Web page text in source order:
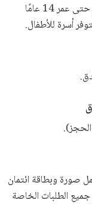
يُسمح للأطفال من أي عمر. يقيم الأطفال حتى عمر 14 عامًا
أسرة للأطفال.
صورة وبطاقة ائتمان
الطلبات الخاصة